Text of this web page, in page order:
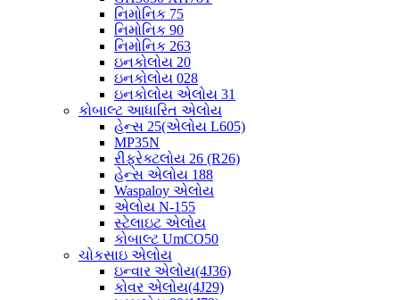
નિમોનિક 75
નિમોનિક 90
નિમોનિક 263
ઇનકોલોય 20
ઇનકોલોય 028
ઇનકોલોય એલોય 31
કોબાલ્ટ આધારિત એલોય
હેન્સ 25(એલોય L605)
MP35N
રીફ્રેક્ટલોય 26 (R26)
હેન્સ એલોય 188
Waspaloy એલોય
એલોય N-155
સ્ટેલાઇટ એલોય
કોબાલ્ટ UmCO50
ચોકસાઇ એલોય
ઇન્વાર એલોય(4J36)
કોવર એલોય(4J29)